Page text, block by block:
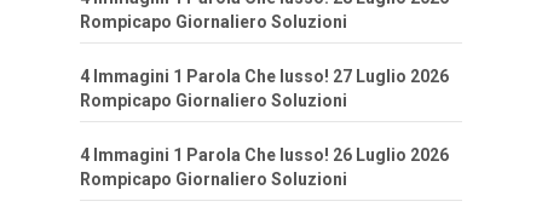
Rompicapo Giornaliero Soluzioni
4 Immagini 1 Parola Che lusso! 27 Luglio 2026
Rompicapo Giornaliero Soluzioni
4 Immagini 1 Parola Che lusso! 26 Luglio 2026
Rompicapo Giornaliero Soluzioni